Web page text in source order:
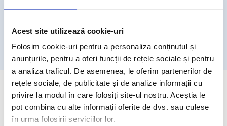
Acest site utilizează cookie-uri
Folosim cookie-uri pentru a personaliza conținutul și
anunțurile, pentru a oferi funcții de rețele sociale și pentru
a analiza traficul. De asemenea, le oferim partenerilor de
rețele sociale, de publicitate și de analize informații cu
privire la modul în care folosiți site-ul nostru. Aceștia le
pot combina cu alte informații oferite de dvs. sau culese
în urma folosirii serviciilor lor.
Licenta de turism Asigurare